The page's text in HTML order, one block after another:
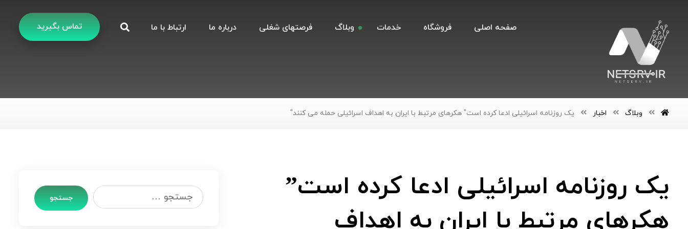
تماس بگیرید صفحه اصلی فروشگاه خدمات وبلاگ فرصتهای شغلی درباره ما ارتباط با ما
وبلاگ اخبار یک روزنامه اسرائیلی ادعا کرده است" هکرهای مرتبط با ایران به اهداف اسرائیلی حمله می کنند"
یک روزنامه اسرائیلی ادعا کرده است”
هکرهای مرتبط با ایران به اهداف
جستجو